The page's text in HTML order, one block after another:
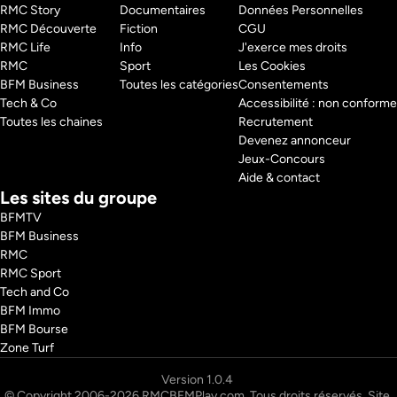
RMC Story
RMC Découverte
RMC Life
RMC
BFM Business
Tech & Co
Toutes les chaines
Documentaires
Fiction
Info
Sport
Toutes les catégories
Données Personnelles
CGU
J'exerce mes droits
Les Cookies
Consentements
Accessibilité : non conforme
Recrutement
Devenez annonceur
Jeux-Concours
Aide & contact
Les sites du groupe
BFMTV
BFM Business
RMC
RMC Sport
Tech and Co
BFM Immo
BFM Bourse
Zone Turf